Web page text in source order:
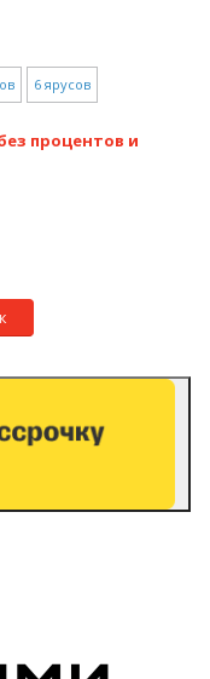
6 ярусов
процентов и